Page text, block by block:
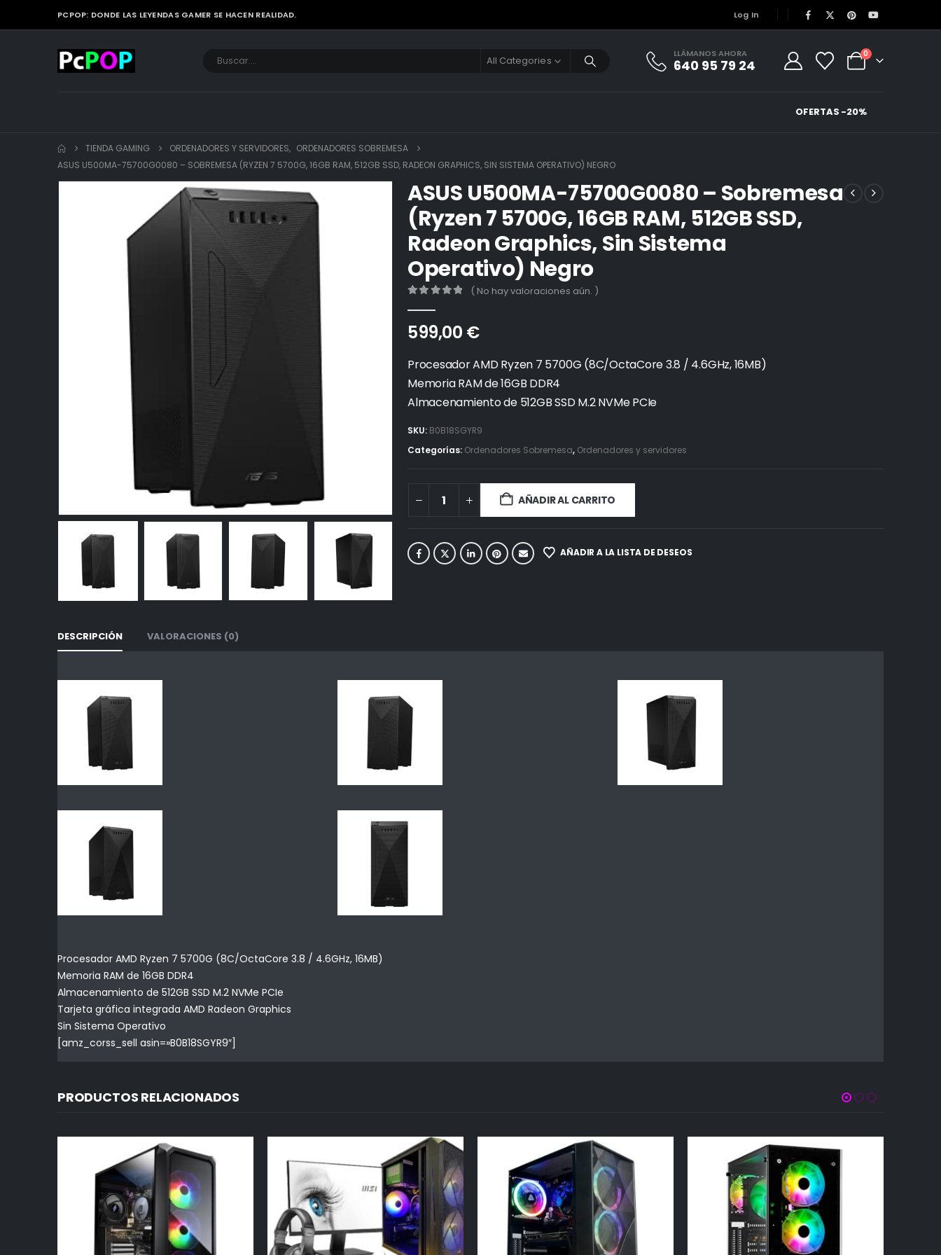
PCPOP: DONDE LAS LEYENDAS GAMER SE HACEN REALIDAD. Log In
All Categories
LLÁMANOS AHORA
640 95 79 24
0
OFERTAS -20%
TIENDA GAMING ORDENADORES Y SERVIDORES, ORDENADORES SOBREMESA
ASUS U500MA-75700G0080 – SOBREMESA (RYZEN 7 5700G, 16GB RAM, 512GB SSD, RADEON GRAPHICS, SIN SISTEMA OPERATIVO) NEGRO
ASUS U500MA-75700G0080 – Sobremesa
(Ryzen 7 5700G, 16GB RAM, 512GB SSD,
Radeon Graphics, Sin Sistema
Operativo) Negro
( No hay valoraciones aún. )
599,00 €
Procesador AMD Ryzen 7 5700G (8C/OctaCore 3.8 / 4.6GHz, 16MB)
Memoria RAM de 16GB DDR4
Almacenamiento de 512GB SSD M.2 NVMe PCIe
SKU: B0B18SGYR9
Categorías: Ordenadores Sobremesa, Ordenadores y servidores
AÑADIR AL CARRITO
AÑADIR A LA LISTA DE DESEOS
DESCRIPCIÓN VALORACIONES (0)
Procesador AMD Ryzen 7 5700G (8C/OctaCore 3.8 / 4.6GHz, 16MB)
Memoria RAM de 16GB DDR4
Almacenamiento de 512GB SSD M.2 NVMe PCIe
Tarjeta gráfica integrada AMD Radeon Graphics
Sin Sistema Operativo
[amz_corss_sell asin=»B0B18SGYR9″]
PRODUCTOS RELACIONADOS